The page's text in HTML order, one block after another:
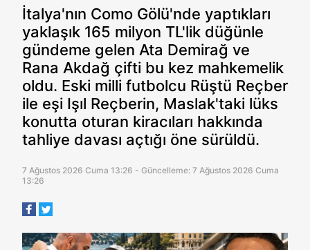
İtalya'nın Como Gölü'nde yaptıkları
yaklaşık 165 milyon TL'lik düğünle
gündeme gelen Ata Demirağ ve
Rana Akdağ çifti bu kez mahkemelik
oldu. Eski milli futbolcu Rüştü Reçber
ile eşi Işıl Reçberin, Maslak'taki lüks
konutta oturan kiracıları hakkında
tahliye davası açtığı öne sürüldü.
7 Ağustos 2026 Cuma 13:26 - Güncelleme: 7 Ağustos 2026 Cuma
13:26